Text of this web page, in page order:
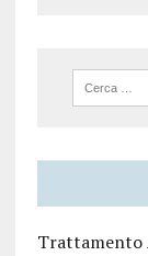
Trattamento